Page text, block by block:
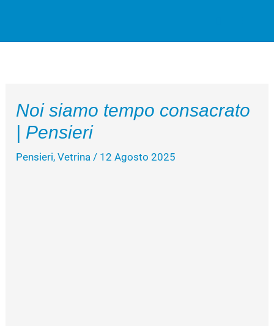
Noi siamo tempo consacrato
| Pensieri
Pensieri,Vetrina / 12 Agosto 2025